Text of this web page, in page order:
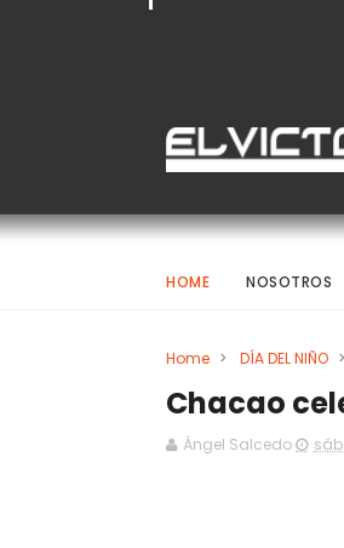
HOME NOSOTROS
Home > DÍA DEL NIÑO >
Chacao
Ángel Salcedo